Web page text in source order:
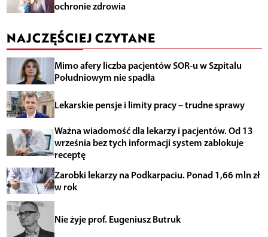
ochronie zdrowia
NAJCZĘŚCIEJ CZYTANE
Mimo afery liczba pacjentów SOR-u w Szpitalu
Południowym nie spadła
Lekarskie pensje i limity pracy – trudne sprawy
Ważna wiadomość dla lekarzy i pacjentów. Od 13
września bez tych informacji system zablokuje
receptę
Zarobki lekarzy na Podkarpaciu. Ponad 1,66 mln zł
w rok
Nie żyje prof. Eugeniusz Butruk